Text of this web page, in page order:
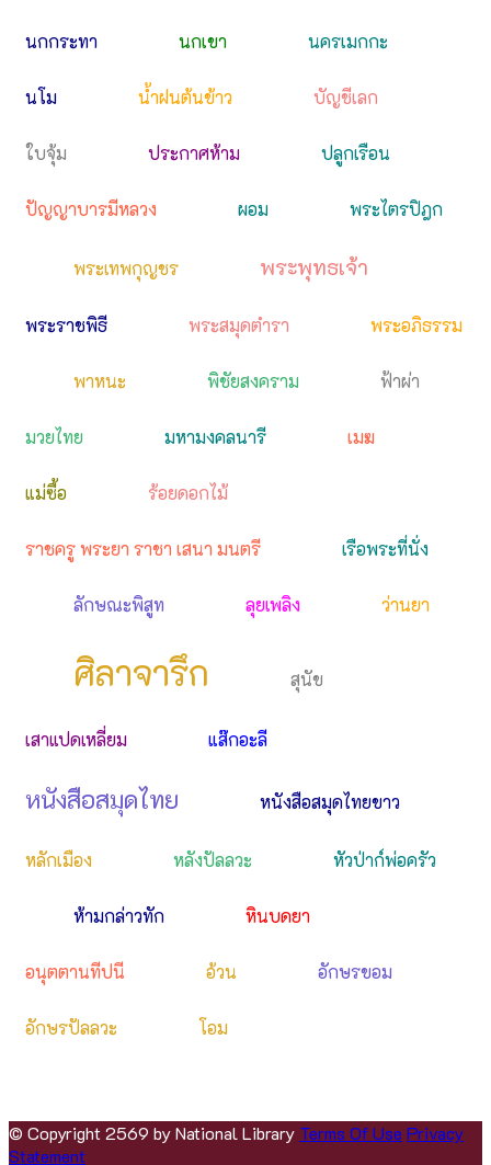
นกกระทา นกเขา นครเมกกะ
นโม น้ำฝนต้นข้าว บัญชีเลก
ใบจุ้ม ประกาศห้าม ปลูกเรือน
ปัญญาบารมีหลวง ผอม พระไตรปิฎก
พระเทพกุญชร พระพุทธเจ้า
พระราชพิธี พระสมุดตำรา พระอภิธรรม
พาหนะ พิชัยสงคราม ฟ้าผ่า
มวยไทย มหามงคลนารี เมฆ
แม่ซื้อ ร้อยดอกไม้
ราชครู พระยา ราชา เสนา มนตรี เรือพระที่นั่ง
ลักษณะพิสูท ลุยเพลิง ว่านยา
ศิลาจารึก สุนัข
เสาแปดเหลี่ยม แส๊กอะลี
หนังสือสมุดไทย หนังสือสมุดไทยขาว
หลักเมือง หลังปัลลวะ หัวป่าก์พ่อครัว
ห้ามกล่าวทัก หินบดยา
อนุตตานทีปนี อ้วน อักษรขอม
อักษรปัลลวะ โอม
© Copyright 2569 by National Library Terms Of Use Privacy
Statement